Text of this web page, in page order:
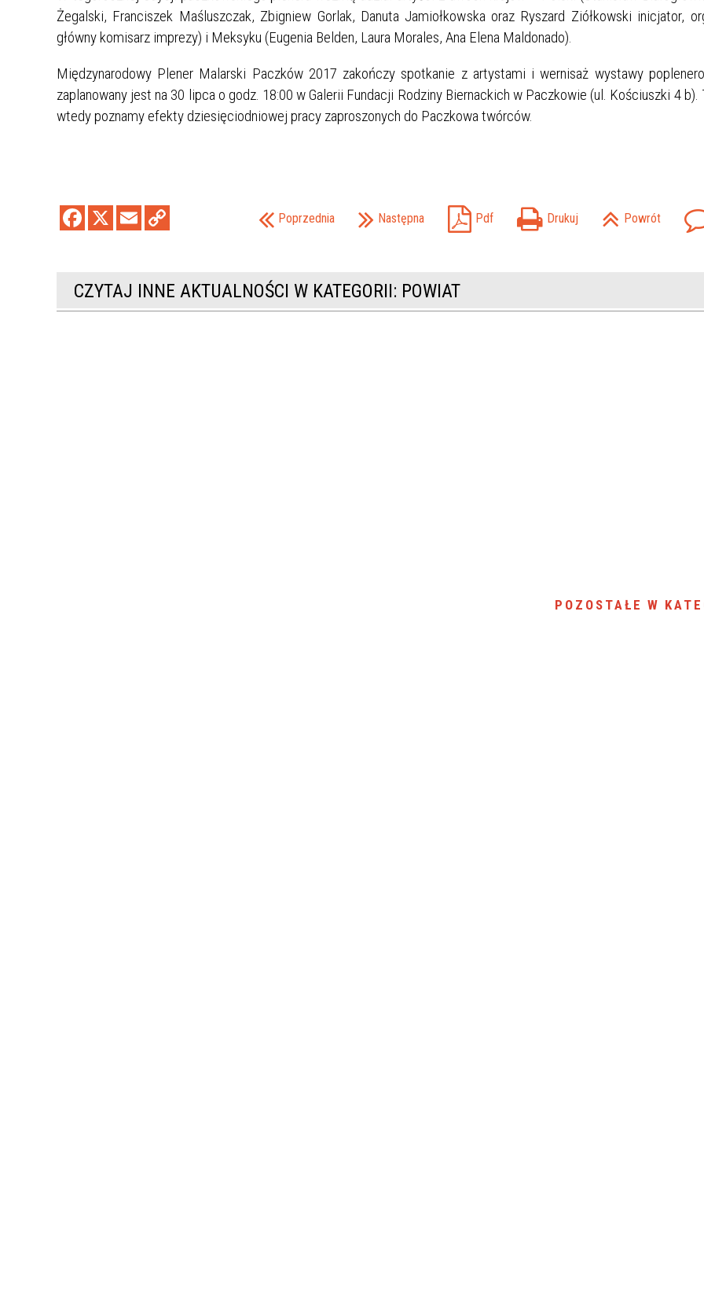
Dla mediów
Media o nas
„Netykieta”, czyli zasady korzystania z
Fanpage'a Powiatu Nyskiego na
Facebooku
Bezpieczny i aktywny senior
Powiat Nyski moje miejsce
KWARTALNIK
Tężnia solankowa w Głuchołazach
Szkolne Schronisko Młodzieżowe w
Publikacje
Dziecięca Odznaka Turystyczna
Ankieta dla branży turystycznej
Ogólnopolski projekt "Wędrujemy i
Poznajemy"
Żegalski, Franciszek Maśluszczak, Zbigniew Gorlak, Danuta Jamiołkowska oraz Ryszard Ziółkowski inicjator,
główny komisarz imprezy) i Meksyku (Eugenia Belden, Laura Morales, Ana Elena Maldonado).
Międzynarodowy Plener Malarski Paczków 2017 zakończy spotkanie z artystami i wernisaż wystawy
zaplanowany jest na 30 lipca o godz. 18:00 w Galerii Fundacji Rodziny Biernackich w Paczkowie (ul. Kościuszki 4 b).
wtedy poznamy efekty dziesięciodniowej pracy zaproszonych do Paczkowa twórców.
Poprzednia Następna Pdf Drukuj Powrót
CZYTAJ INNE AKTUALNOŚCI W KATEGORII: POWIAT
POZOSTAŁE W